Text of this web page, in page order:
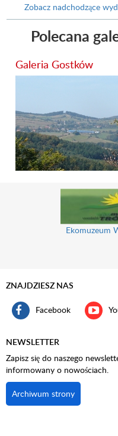
Zobacz nadchodzące
Polecana
Galeria Gostków
Ekomuzeum
ZNAJDZIESZ NAS
Facebook
NEWSLETTER
Zapisz się do naszego
informowany o nowościach.
Archiwum strony